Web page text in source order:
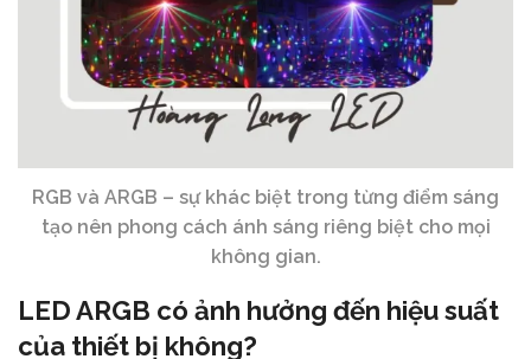
RGB và ARGB – sự khác biệt trong từng điểm sáng
tạo nên phong cách ánh sáng riêng biệt cho mọi
không gian.
LED ARGB có ảnh hưởng đến hiệu suất
của thiết bị không?